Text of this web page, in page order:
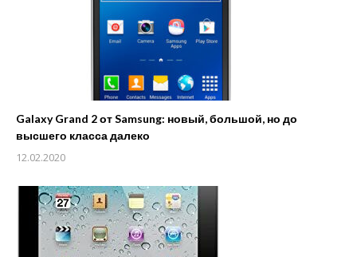
Galaxy Grand 2 от Samsung: новый, большой, но до
высшего класса далеко
12.02.2020